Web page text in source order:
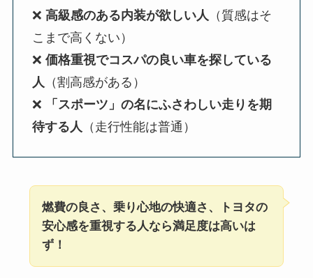
❌ 高級感のある内装が欲しい人
（質感はそ
こまで高くない）
❌ 価格重視でコスパの良い車を探している
人
（割高感がある）
❌
「スポーツ」の名にふさわしい走りを期
待する人
（走行性能は普通）
燃費の良さ、乗り心地の快適さ、トヨタの
安心感を重視する人なら満足度は高いは
ず！